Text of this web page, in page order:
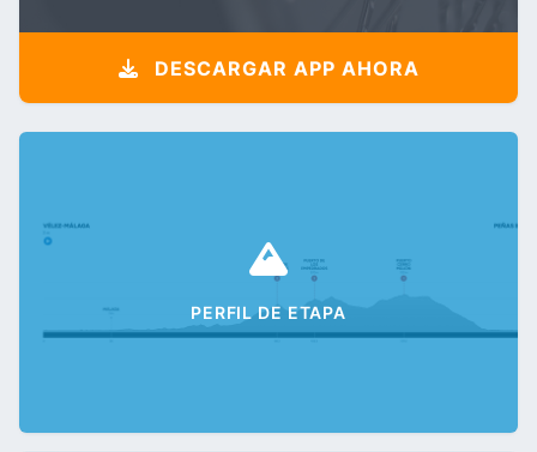
DESCARGAR APP AHORA
PERFIL DE ETAPA